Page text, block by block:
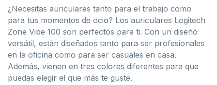
¿Necesitas auriculares tanto para el trabajo como
para tus momentos de ocio? Los auriculares Logitech
Zone Vibe 100 son perfectos para ti. Con un diseño
versátil, están diseñados tanto para ser profesionales
en la oficina como para ser casuales en casa.
Además, vienen en tres colores diferentes para que
puedas elegir el que más te guste.